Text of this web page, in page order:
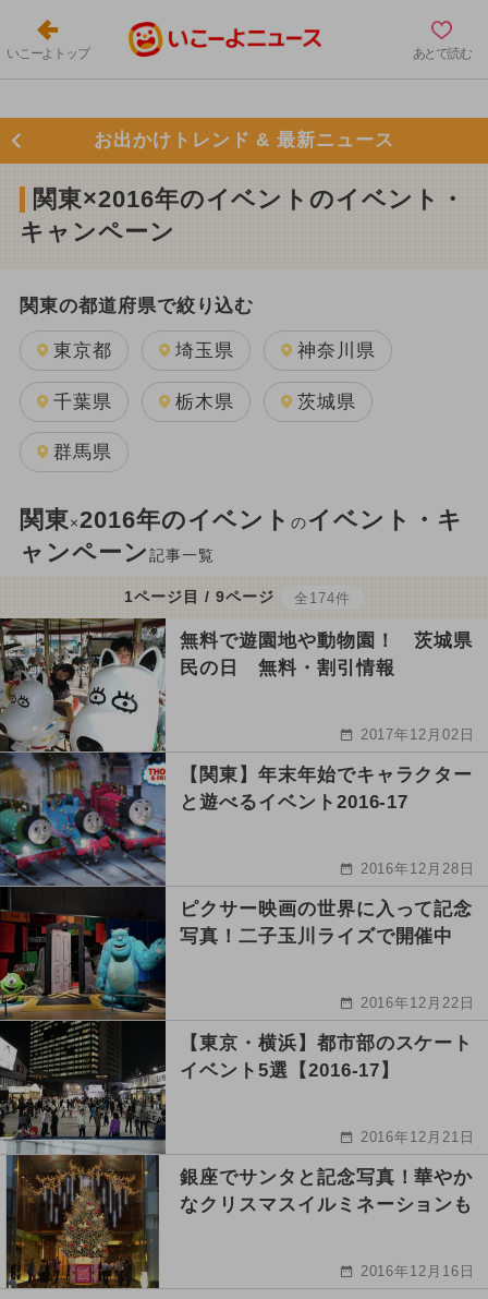
いこーよトップ あとで読む
お出かけトレンド & 最新ニュース
関東×2016年のイベントのイベント・
キャンペーン
関東の都道府県で絞り込む
東京都 埼玉県 神奈川県
千葉県 栃木県 茨城県
群馬県
関東×2016年のイベントのイベント・キ
ャンペーン記事一覧
1ページ目 / 9ページ 全174件
無料で遊園地や動物園！ 茨城県
民の日 無料・割引情報
2017年12月02日
【関東】年末年始でキャラクター
と遊べるイベント2016-17
2016年12月28日
ピクサー映画の世界に入って記念
写真！二子玉川ライズで開催中
2016年12月22日
【東京・横浜】都市部のスケート
イベント5選【2016-17】
2016年12月21日
銀座でサンタと記念写真！華やか
なクリスマスイルミネーションも
2016年12月16日